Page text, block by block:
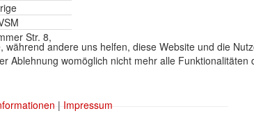
Str. 8,
andere uns helfen, diese Website und die
womöglich nicht mehr alle Funktionalitäten
| Impressum